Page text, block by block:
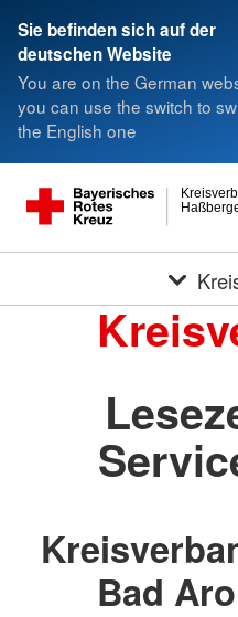
Sie befinden sich auf der
deutschen Website
You are on the German
you can use the switch to
the English one
Bad